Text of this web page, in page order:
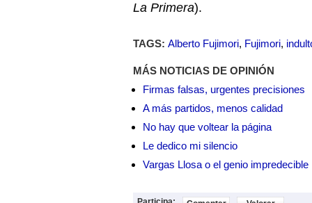
La Primera).
TAGS: Alberto Fujimori, Fujimori,
MÁS NOTICIAS DE OPINIÓN
Firmas falsas, urgentes precisiones
A más partidos, menos calidad
No hay que voltear la página
Le dedico mi silencio
Vargas Llosa o el genio impredecible